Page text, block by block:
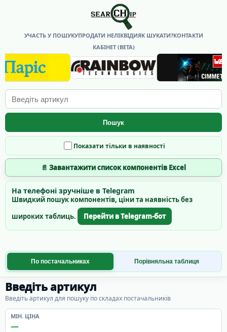
УЧАСТЬ У ПОШУКУПРОДАТИ НЕЛІКВІДИЯК ШУКАТИ?КОНТАКТИ
КАБІНЕТ (BETA)
Пошук
Показати тільки в наявності
📄 Завантажити список компонентів Excel
На телефоні зручніше в Telegram
Швидкий пошук компонентів, ціни та наявність без
широких таблиць.
Перейти в Telegram-бот
По постачальниках Порівняльна таблиця
Введіть артикул
Введіть артикул для пошуку по складах постачальників
МІН. ЦІНА
—